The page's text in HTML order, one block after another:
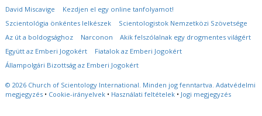
David Miscavige
Kezdjen el egy online tanfolyamot!
Szcientológia önkéntes lelkészek
Scientologistok Nemzetközi Szövetsége
Az út a boldogsághoz
Narconon
Akik felszólalnak egy drogmentes világért
Együtt az Emberi Jogokért
Fiatalok az Emberi Jogokért
Állampolgári Bizottság az Emberi Jogokért
© 2026 Church of Scientology International. Minden jog fenntartva. Adatvédelmi
megjegyzés • Cookie-irányelvek • Használati feltételek • Jogi megjegyzés